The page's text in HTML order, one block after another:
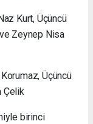
Kurt, Üçüncü
Zeynep Nisa
Üçüncü
Çelik
birinci